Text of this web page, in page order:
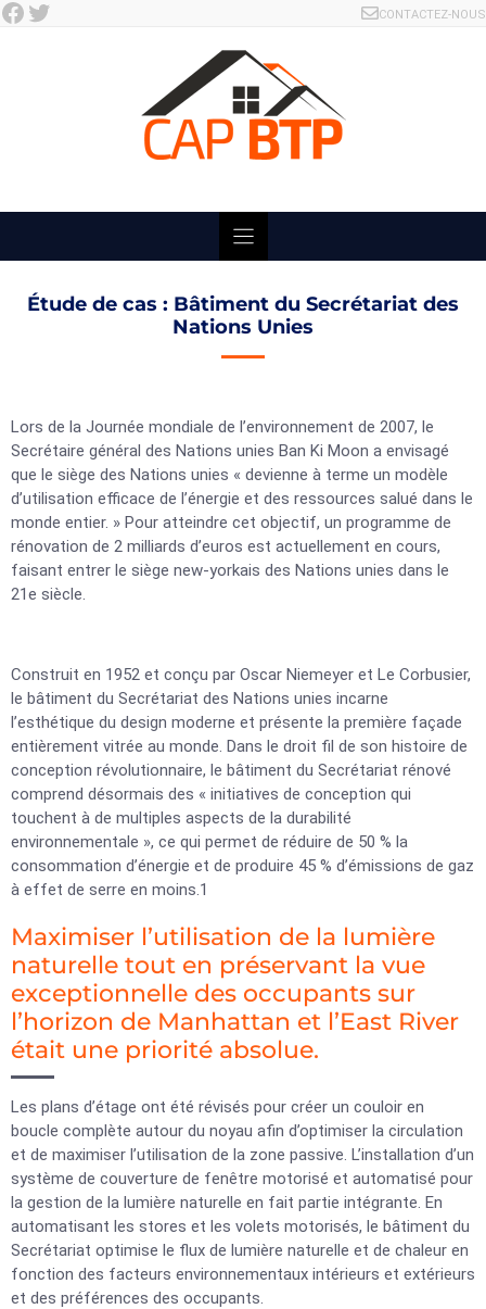
Skip
Facebook Twitter CONTACTEZ-NOUS
Étude de cas : Bâtiment du Secrétariat des
Nations Unies
Lors de la Journée mondiale de l’environnement de 2007, le
Secrétaire général des Nations unies Ban Ki Moon a envisagé
que le siège des Nations unies « devienne à terme un modèle
d’utilisation efficace de l’énergie et des ressources salué dans le
monde entier. » Pour atteindre cet objectif, un programme de
rénovation de 2 milliards d’euros est actuellement en cours,
faisant entrer le siège new-yorkais des Nations unies dans le
21e siècle.
Construit en 1952 et conçu par Oscar Niemeyer et Le Corbusier,
le bâtiment du Secrétariat des Nations unies incarne
l’esthétique du design moderne et présente la première façade
entièrement vitrée au monde. Dans le droit fil de son histoire de
conception révolutionnaire, le bâtiment du Secrétariat rénové
comprend désormais des « initiatives de conception qui
touchent à de multiples aspects de la durabilité
environnementale », ce qui permet de réduire de 50 % la
consommation d’énergie et de produire 45 % d’émissions de gaz
à effet de serre en moins.1
Maximiser l’utilisation de la lumière
naturelle tout en préservant la vue
exceptionnelle des occupants sur
l’horizon de Manhattan et l’East River
était une priorité absolue.
Les plans d’étage ont été révisés pour créer un couloir en
boucle complète autour du noyau afin d’optimiser la circulation
et de maximiser l’utilisation de la zone passive. L’installation d’un
système de couverture de fenêtre motorisé et automatisé pour
la gestion de la lumière naturelle en fait partie intégrante. En
automatisant les stores et les volets motorisés, le bâtiment du
Secrétariat optimise le flux de lumière naturelle et de chaleur en
fonction des facteurs environnementaux intérieurs et extérieurs
et des préférences des occupants.